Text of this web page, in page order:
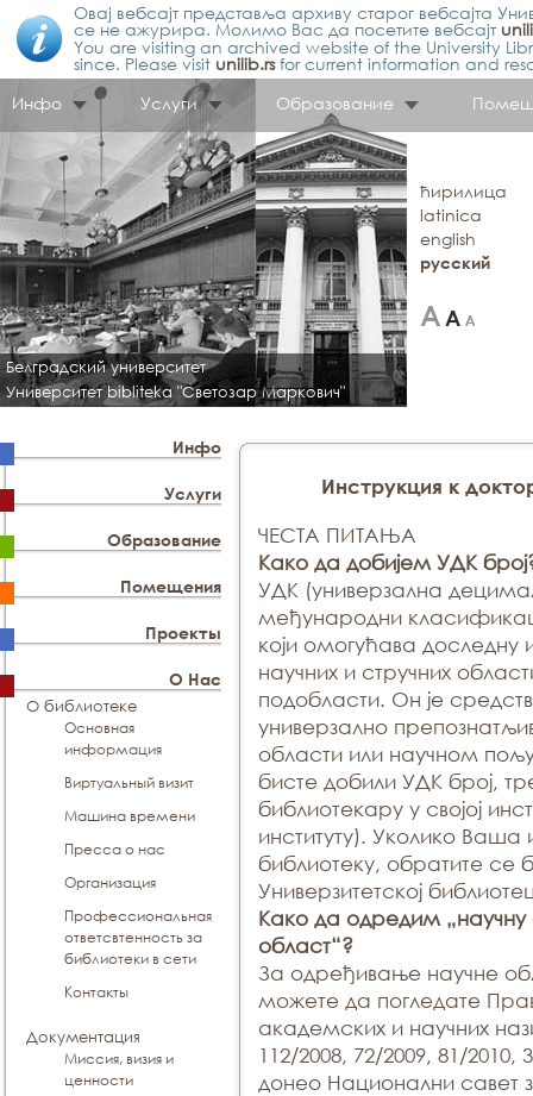
Овај вебсајт представља архиву старог вебсајта
се не ажурира. Молимо Вас да посетите вебсајт
You are visiting an archived website of the University
since. Please visit unilib.rsfor current information and
Инфо
Услуги Образование
Белградский университет
Университет bibliteka "Светозар Маркович"
ћирилица
latinica
english
русский
Инфо
Услуги
Образование
Помещения
Проекты
О Нас
О библиотеке
Основная
информация
Виртуальный визит
Машина времени
Пресса о нас
Организация
Профессиональная
ответсвтенность за
библиотеки в сети
Контакты
Документация
Миссия, визия и
ценности
Инструкция к
ЧЕСТА ПИТАЊА
Kако да добијем УДК
УДК (универзална
међународни
који омогућава доследну
научних и стручних
подобласти. Он је
универзално
области или научном
бисте добили УДК број,
библиотекару у својој
институту). Уколико Ваша
библиотеку, обратите се
Универзитетској
Како да одредим „научну
област“?
За одређивање научне
можете да погледате
академских и научних
112/2008, 72/2009, 81/2010,
донео Национални савет